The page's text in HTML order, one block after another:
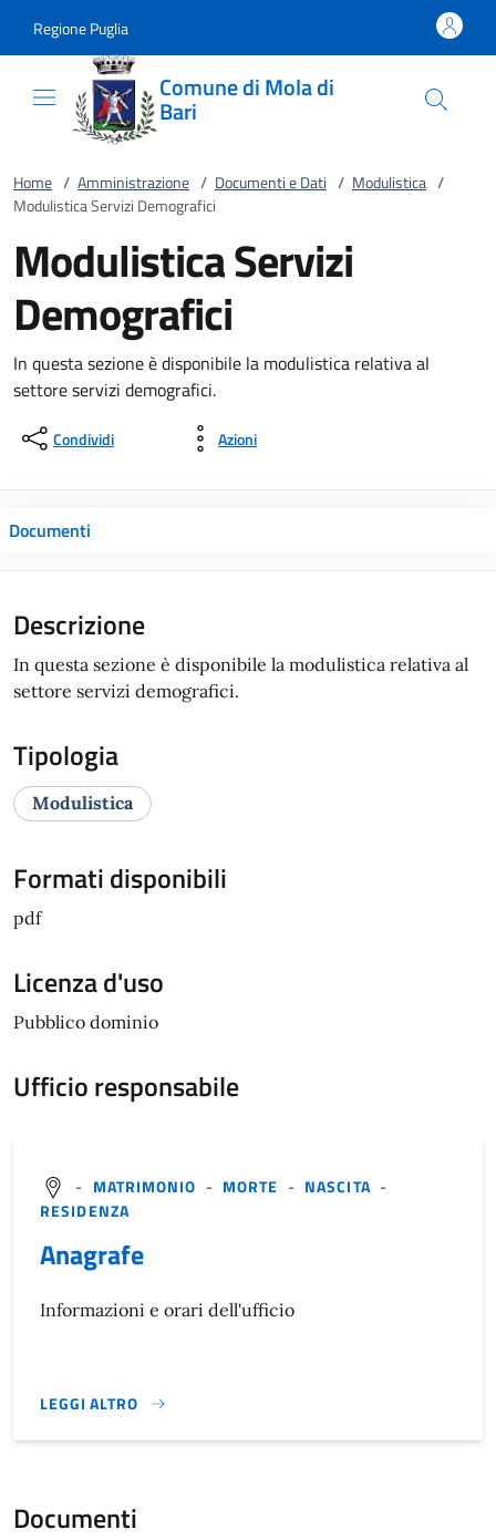
Regione Puglia
Comune di Mola di
Bari
Home / Amministrazione / Documenti e Dati / Modulistica /
Modulistica Servizi Demografici
Modulistica Servizi
Demografici
In questa sezione è disponibile la modulistica relativa al
settore servizi demografici.
Condividi Azioni
Documenti
Descrizione
In questa sezione è disponibile la modulistica relativa al
settore servizi demografici.
Tipologia
Modulistica
Formati disponibili
pdf
Licenza d'uso
Pubblico dominio
Ufficio responsabile
- MATRIMONIO - MORTE - NASCITA -
RESIDENZA
Anagrafe
Informazioni e orari dell'ufficio
LEGGI ALTRO
}
Documenti